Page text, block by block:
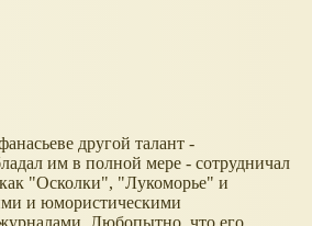
другой талант -
им в полной мере - сотрудничал
"Осколки", "Лукоморье" и
и юмористическими
Любопытно, что его